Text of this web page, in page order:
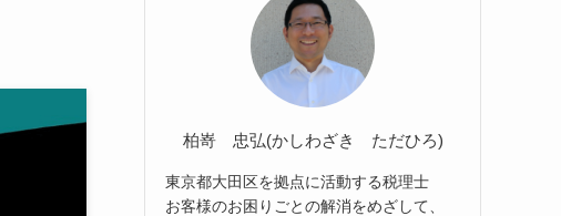
柏嵜 忠弘(かしわざき ただひろ)
東京都大田区を拠点に活動する税理士
お客様のお困りごとの解消をめざして、